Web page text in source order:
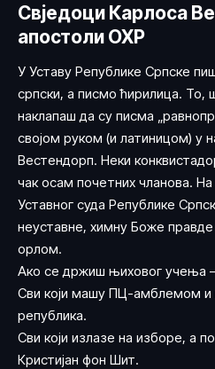
Свједоци Карлоса
апостоли ОХР
У Уставу Републике Српске
српски, а писмо ћирилица. То,
наклапаш да су писма
својом руком (и латиницом) у
Вестендорп. Неки
чак осам почетних чланова.
Уставног суда Републике
неуставне, химну Боже правде
орлом.
Ако се држиш њиховог учења –
Сви који машу ПЦ-амблемом и
република.
Сви који излазе на изборе, а
Кристијан фон Шит.